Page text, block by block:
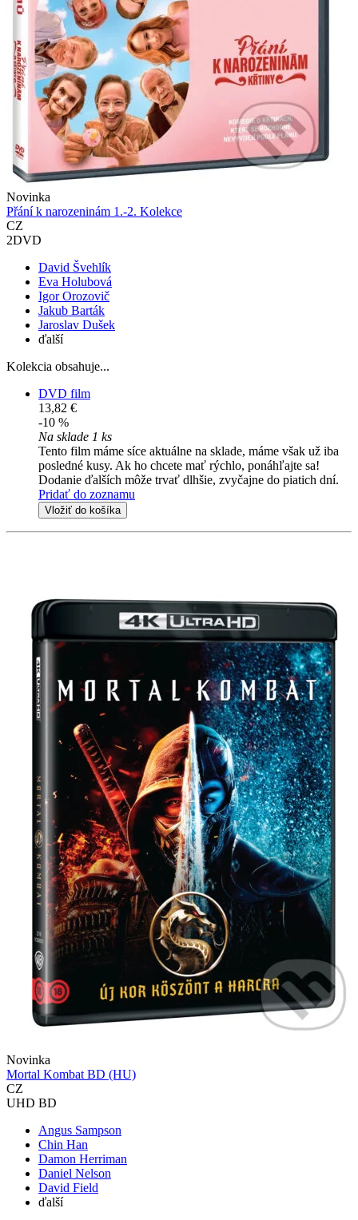
Novinka
Přání k narozeninám 1.-2. Kolekce
CZ
2DVD
David Švehlík
Eva Holubová
Igor Orozovič
Jakub Barták
Jaroslav Dušek
ďalší
Kolekcia obsahuje...
DVD film
13,82 €
-10 %
Na sklade 1 ks
Tento film máme síce aktuálne na sklade, máme však už iba
posledné kusy. Ak ho chcete mať rýchlo, ponáhľajte sa!
Dodanie ďalších môže trvať dlhšie, zvyčajne do piatich dní.
Pridať do zoznamu
Vložiť do košíka
Novinka
Mortal Kombat BD (HU)
CZ
UHD BD
Angus Sampson
Chin Han
Damon Herriman
Daniel Nelson
David Field
ďalší